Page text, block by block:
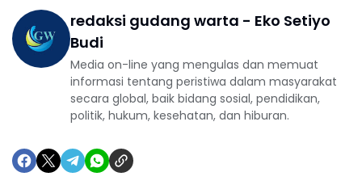
redaksi gudang warta - Eko Setiyo
Budi
Media on-line yang mengulas dan memuat
informasi tentang peristiwa dalam masyarakat
secara global, baik bidang sosial, pendidikan,
politik, hukum, kesehatan, dan hiburan.